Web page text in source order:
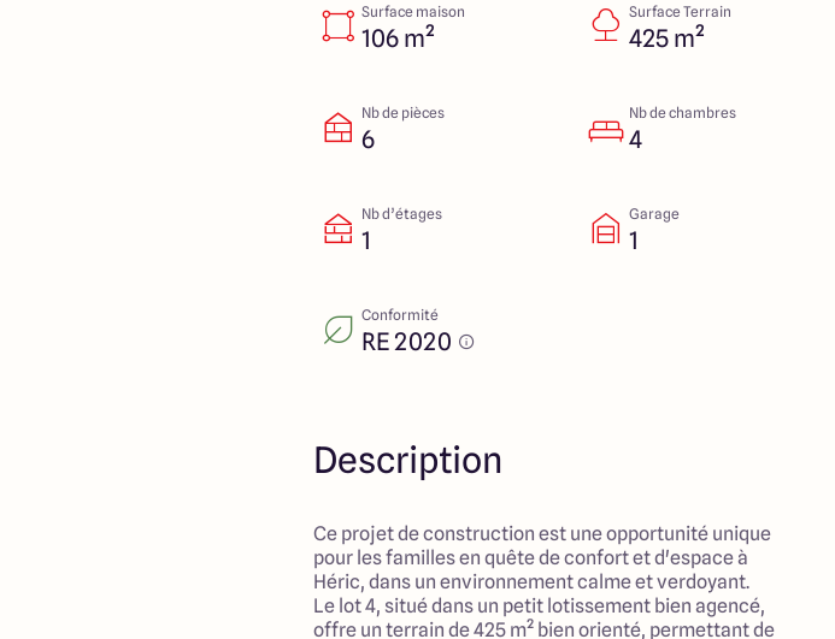
Surface maison
106 m²
Surface Terrain
425 m²
Nb de pièces
6
Nb de chambres
4
Nb d’étages
1
Garage
1
Conformité
RE 2020
Description
Ce projet de construction est une opportunité unique
pour les familles en quête de confort et d'espace à
Héric, dans un environnement calme et verdoyant.
Le lot 4, situé dans un petit lotissement bien agencé,
offre un terrain de 425 m² bien orienté, permettant de